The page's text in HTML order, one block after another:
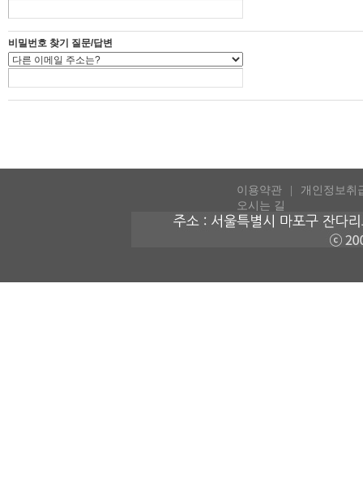
비밀번호 찾기 질문/답변
이용약관
개인정보취
오시는 길